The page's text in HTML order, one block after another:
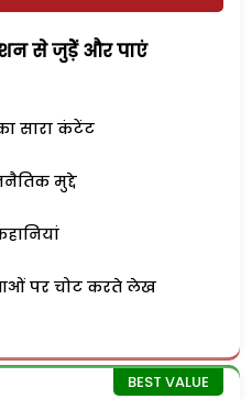
से जुड़ेें और पाएं
सारा कंटेंट
मुद्दे
पर चोट करते लेख